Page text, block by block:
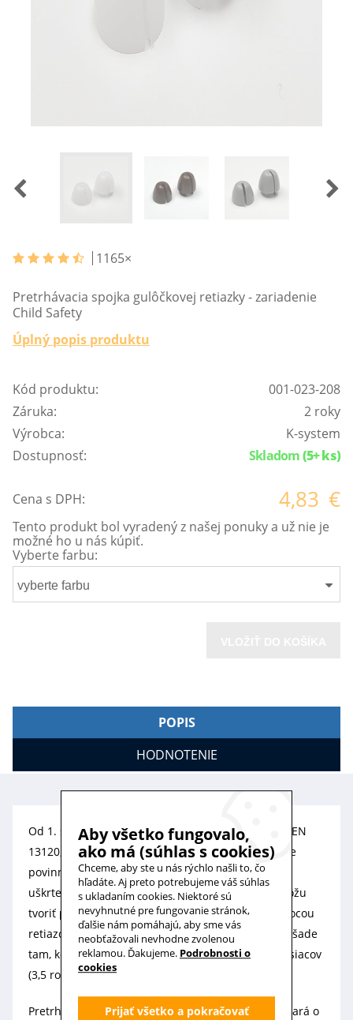
1165×
Pretrhávacia spojka gulôčkovej retiazky - zariadenie
Child Safety
Úplný popis produktu
Kód produktu:
001-023-208
Záruka:
2 roky
Výrobca:
K-system
Dostupnosť:
Skladom(5+ ks)
Cena s DPH: 4,83 €
Tento produkt bol vyradený z našej ponuky a už nie je
možné ho u nás kúpiť.
Vyberte farbu:
vyberte farbu
POPIS
HODNOTENIE
Od 1. septembra 2014 platí v celej EÚ norma STN EN
13120, ktorá výrobcom tieniacej techniky nariaďuje
povinnosť technicky zabezpečiť ochranu detí pred
uškrtením na nebezpečných slučkách, ktoré sa môžu
tvoriť pri ovládaní vnútorných žalúzií a roliet pomocou
retiazok a šnúr. Túto normu je potrebné dodržať všade
tam, kde majú prístup deti vo veku od 0 do 42 mesiacov
(3,5 roka).
Pretrhávacia spojka retiazky CHILD SAFETY sa postará o
Aby všetko fungovalo,
ako má (súhlas s cookies)
Chceme, aby ste u nás rýchlo našli to, čo
hľadáte. Aj preto potrebujeme váš súhlas
s ukladaním cookies. Niektoré sú
nevyhnutné pre fungovanie stránok,
ďalšie nám pomáhajú, aby sme vás
neobťažovali nevhodne zvolenou
reklamou. Ďakujeme. Podrobnosti o
cookies
Prijať všetko a pokračovať